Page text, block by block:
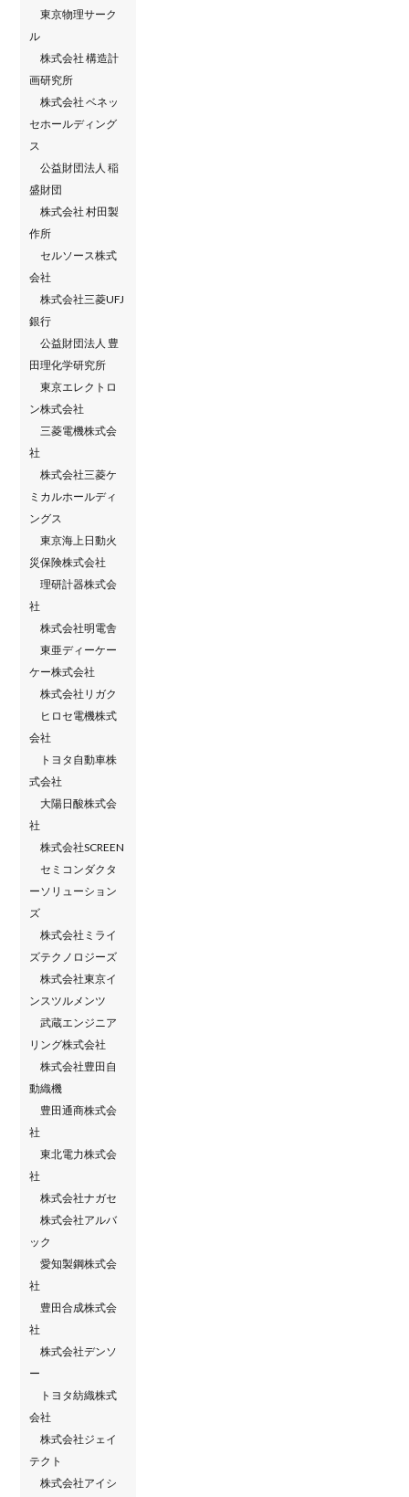
東京物理サーク
ル
株式会社 構造計
画研究所
株式会社 ベネッ
セホールディング
ス
公益財団法人 稲
盛財団
株式会社 村田製
作所
セルソース株式
会社
株式会社三菱UFJ
銀行
公益財団法人 豊
田理化学研究所
東京エレクトロ
ン株式会社
三菱電機株式会
社
株式会社三菱ケ
ミカルホールディ
ングス
東京海上日動火
災保険株式会社
理研計器株式会
社
株式会社明電舎
東亜ディーケー
ケー株式会社
株式会社リガク
ヒロセ電機株式
会社
トヨタ自動車株
式会社
大陽日酸株式会
社
株式会社SCREEN
セミコンダクタ
ーソリューション
ズ
株式会社ミライ
ズテクノロジーズ
株式会社東京イ
ンスツルメンツ
武蔵エンジニア
リング株式会社
株式会社豊田自
動織機
豊田通商株式会
社
東北電力株式会
社
株式会社ナガセ
株式会社アルバ
ック
愛知製鋼株式会
社
豊田合成株式会
社
株式会社デンソ
ー
トヨタ紡織株式
会社
株式会社ジェイ
テクト
株式会社アイシ